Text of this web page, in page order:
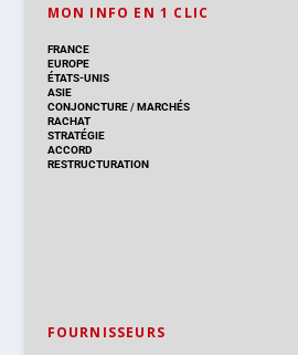
MON INFO EN 1 CLIC
FRANCE
EUROPE
ÉTATS-UNIS
ASIE
CONJONCTURE/MARCHÉS
RACHAT
STRATÉGIE
ACCORD
RESTRUCTURATION
FOURNISSEURS